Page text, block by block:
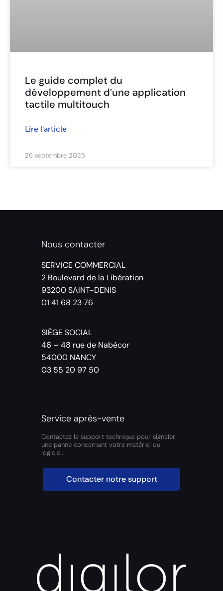
Le guide complet du
développement d’une application
tactile multitouch
Lire l'article
26 septembre 2025
Nous contacter
SERVICE COMMERCIAL
2 Boulevard de la Libération
93200 SAINT-DENIS
01 41 68 23 76
SIÈGE SOCIAL
46 – 48 rue de Nabécor
54000 NANCY
03 55 20 97 50
Service après-vente
Contactez le support technique pour signaler
une panne concernant votre matériel ou
logiciel.
Contacter notre support